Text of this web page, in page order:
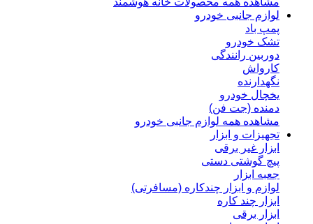
لوازم جانبی خودرو
پمپ باد
تشک خودرو
دوربین رانندگی
کارواش
نگهدارنده
یخچال خودرو
دمنده (جت فن)
مشاهده همه لوازم جانبی خودرو
تجهیزات و ابزار
ابزار غیر برقی
پیچ گوشتی دستی
جعبه ابزار
لوازم و ابزار چندکاره (مسافرتی)
ابزار چند کاره
ابزار برقی